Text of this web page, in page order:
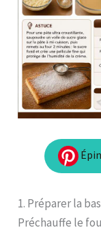
1. Préparer la
Préchauffe le